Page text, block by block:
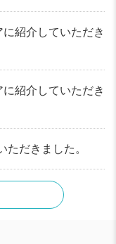
紹介していただき
紹介していただき
ただきました。